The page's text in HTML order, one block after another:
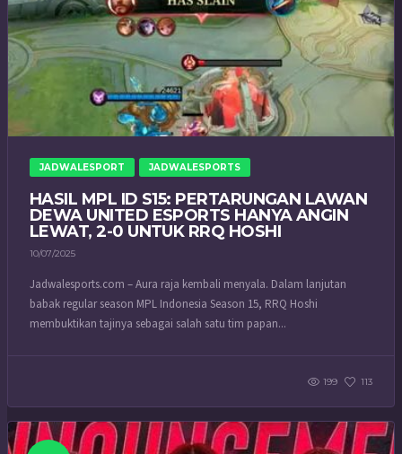
JADWALESPORT JADWALESPORTS
HASIL MPL ID S15: PERTARUNGAN LAWAN
DEWA UNITED ESPORTS HANYA ANGIN
LEWAT, 2-0 UNTUK RRQ HOSHI
10/07/2025
Jadwalesports.com – Aura raja kembali menyala. Dalam lanjutan
babak regular season MPL Indonesia Season 15, RRQ Hoshi
membuktikan tajinya sebagai salah satu tim papan...
199 113